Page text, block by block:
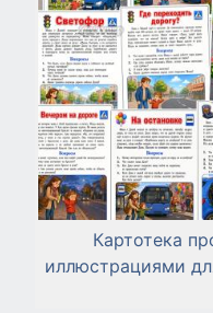
Картотека
иллюстрациями